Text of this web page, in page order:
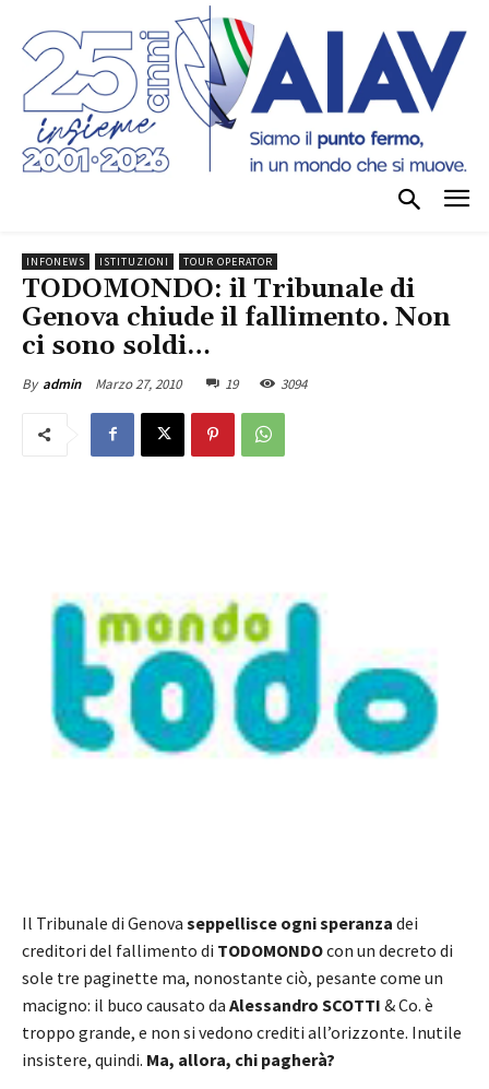
INFONEWS ISTITUZIONI TOUR OPERATOR
TODOMONDO: il Tribunale di
Genova chiude il fallimento. Non
ci sono soldi…
By admin Marzo 27, 2010 19 3094
Il Tribunale di Genova seppellisce ogni speranza dei
creditori del fallimento di TODOMONDOcon un decreto di
sole tre paginette ma, nonostante ciò, pesante come un
macigno: il buco causato da Alessandro SCOTTI & Co. è
troppo grande, e non si vedono crediti all’orizzonte. Inutile
insistere, quindi. Ma, allora, chi pagherà?